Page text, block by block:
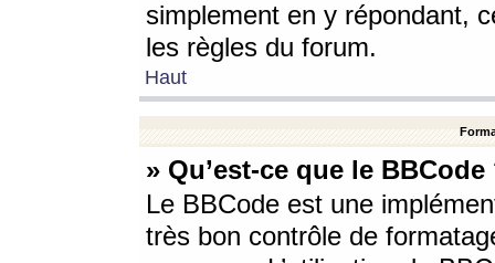
simplement en y répondant,
les règles du forum.
Haut
» Qu’est-ce que le BBCode
Le BBCode est une
très bon contrôle de